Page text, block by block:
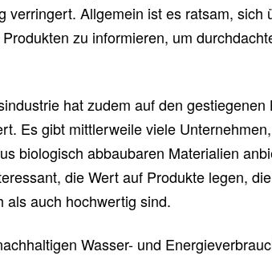
verringert. Allgemein ist es ratsam, sich
zu informieren, um
hat zudem auf den
Es gibt mittlerweile viele
biologisch abbaubaren Materialien
die Wert auf Produkte legen,
als auch hochwertig sind.
Wasser- und